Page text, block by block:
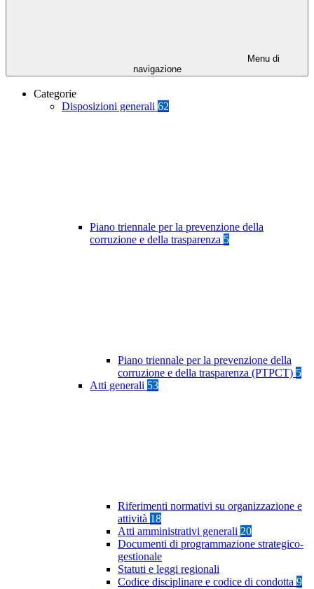
Menu di
navigazione
Categorie
Disposizioni generali 62
Piano triennale per la prevenzione della
corruzione e della trasparenza 5
Piano triennale per la prevenzione della
corruzione e della trasparenza (PTPCT) 5
Atti generali 53
Riferimenti normativi su organizzazione e
attività 18
Atti amministrativi generali 20
Documenti di programmazione strategico-
gestionale
Statuti e leggi regionali
Codice disciplinare e codice di condotta 9